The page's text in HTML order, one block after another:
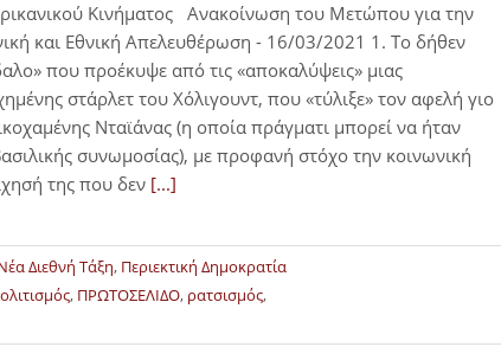
Κινήματος Ανακοίνωση του Μετώπου για την
και Εθνική Απελευθέρωση - 16/03/2021 1. Το δήθεν
που προέκυψε από τις «αποκαλύψεις» μιας
στάρλετ του Χόλιγουντ, που «τύλιξε» τον αφελή γιο
Νταϊάνας (η οποία πράγματι μπορεί να ήταν
συνωμοσίας), με προφανή στόχο την κοινωνική
της που δεν [...]
Διεθνή Τάξη, Περιεκτική Δημοκρατία
, ΠΡΩΤΟΣΕΛΙΔΟ, ρατσισμός,